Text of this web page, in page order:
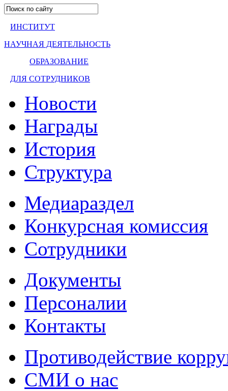
ИНСТИТУТ
НАУЧНАЯ ДЕЯТЕЛЬНОСТЬ
ОБРАЗОВАНИЕ
ДЛЯ СОТРУДНИКОВ
Новости
Награды
История
Структура
Медиараздел
Конкурсная комиссия
Сотрудники
Документы
Персоналии
Контакты
Противодействие
СМИ о нас